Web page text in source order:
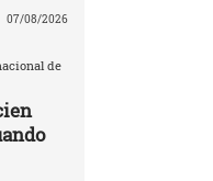
07/08/2026
de